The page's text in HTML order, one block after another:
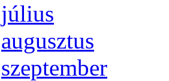
jú­li­us
au­gusz­tus
szep­tem­ber